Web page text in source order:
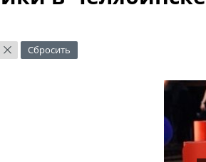
× Сбросить